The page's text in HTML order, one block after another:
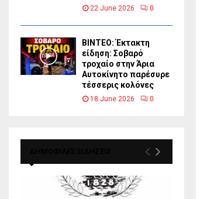
22 June 2026 0
ΒΙΝΤΕΟ: Έκτακτη
είδηση: Σοβαρό
τροχαίο στην Άρια
Αυτοκίνητο παρέσυρε
τέσσερις κολόνες
18 June 2026 0